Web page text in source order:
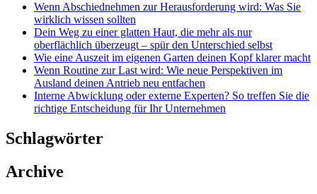
Wenn Abschiednehmen zur Herausforderung wird: Was Sie
wirklich wissen sollten
Dein Weg zu einer glatten Haut, die mehr als nur
oberflächlich überzeugt – spür den Unterschied selbst
Wie eine Auszeit im eigenen Garten deinen Kopf klarer macht
Wenn Routine zur Last wird: Wie neue Perspektiven im
Ausland deinen Antrieb neu entfachen
Interne Abwicklung oder externe Experten? So treffen Sie die
richtige Entscheidung für Ihr Unternehmen
Schlagwörter
Archive